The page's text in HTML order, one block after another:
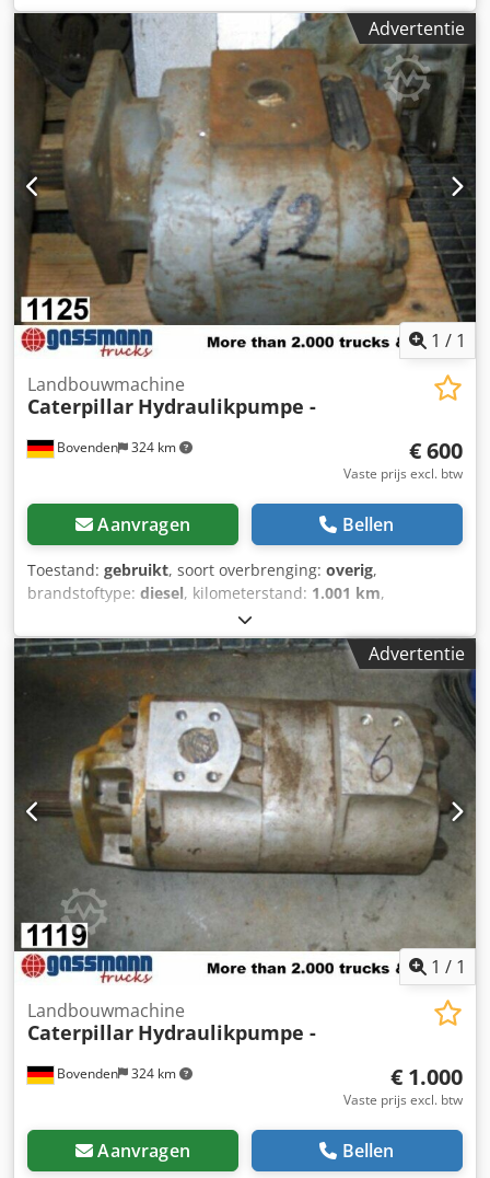
voor grader INFORMATIE OVER TOEBEHOREN ZONDER
GARANTIE, wijzigingen, tussentijdse verkoop en fouten
voorbehouden.
Advertentie
1 / 1
Bovenden 324 km
Landbouwmachine
Caterpillar Hydraulikpumpe -
€ 600
Vaste prijs excl. btw
Aanvragen Bellen
Toestand: gebruikt, soort overbrenging: overig,
brandstoftype: diesel, kilometerstand: 1.001 km,
, Locatie voertuig: Bovenden,
Opbouw: Hydrauliekpomp GEBRUIKT, model: CL 75-15, nr.:
L049-6067. ACCESSOIRE-INFORMATIE ZONDER GARANTIE.
Wijzigingen, tussentijdse verkoop en vergissingen
voorbehouden! Codpfx Aiji Rpcmj Ssrf
Advertentie
1 / 1
Bovenden 324 km
Landbouwmachine
Caterpillar Hydraulikpumpe -
€ 1.000
Vaste prijs excl. btw
Aanvragen Bellen